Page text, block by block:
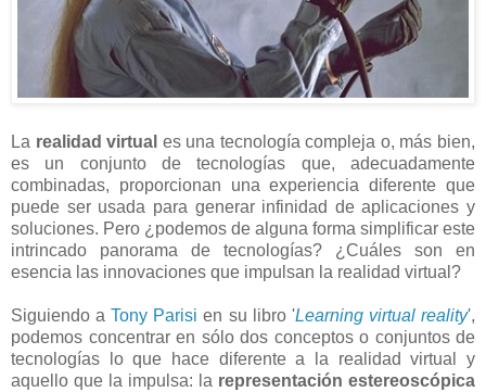
La realidad virtual es una tecnología compleja o, más bien,
es un conjunto de tecnologías que, adecuadamente
combinadas, proporcionan una experiencia diferente que
puede ser usada para generar infinidad de aplicaciones y
soluciones. Pero ¿podemos de alguna forma simplificar este
intrincado panorama de tecnologías? ¿Cuáles son en
esencia las innovaciones que impulsan la realidad virtual?
Siguiendo aTony Parisi en su libro 'Learning virtual reality',
podemos concentrar en sólo dos conceptos o conjuntos de
tecnologías lo que hace diferente a la realidad virtual y
aquello que la impulsa: la representación estereoscópica